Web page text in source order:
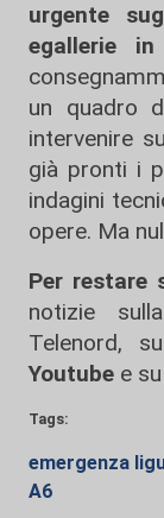
urgente
egallerie in
un quadro
intervenire
già pronti i
indagini
opere. Ma
Per restare
notizie
Telenord, su
Youtube e su
Tags:
emergenza
A6